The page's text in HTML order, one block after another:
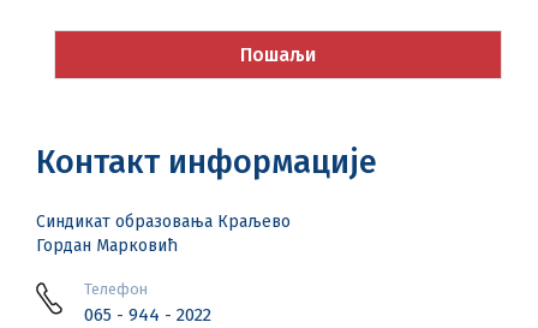
Контакт информације
Синдикат образовања Краљево
Гордан Марковић
Телефон
065 - 944 - 2022